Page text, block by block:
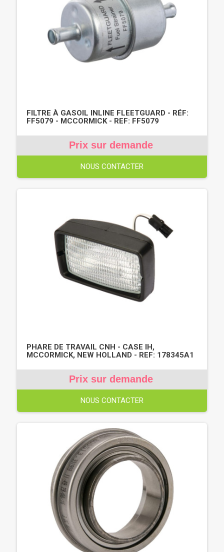
FILTRE À GASOIL INLINE FLEETGUARD - RÉF:
FF5079 - MCCORMICK - REF: FF5079
Prix sur demande
NOUS CONTACTER
PHARE DE TRAVAIL CNH - CASE IH,
MCCORMICK, NEW HOLLAND - REF: 178345A1
Prix sur demande
NOUS CONTACTER